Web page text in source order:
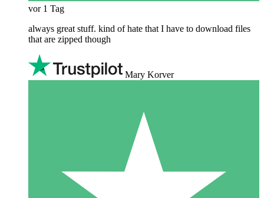
vor 1 Tag
always great stuff. kind of hate that I have to download files
that are zipped though
Mary Korver